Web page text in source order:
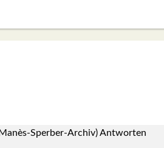
Sperber-Archiv)Antworten